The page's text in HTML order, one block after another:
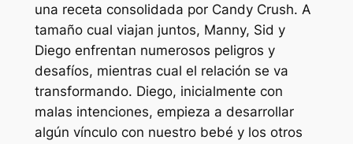
una receta consolidada por Candy Crush. A
tamaño cual viajan juntos, Manny, Sid y
Diego enfrentan numerosos peligros y
desafíos, mientras cual el relación se va
transformando. Diego, inicialmente con
malas intenciones, empieza a desarrollar
algún vínculo con nuestro bebé y los otros